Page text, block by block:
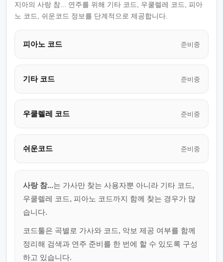
지아의 사랑 참... 연주를 위해 기타 코드, 우쿨렐레 코드, 피아
노 코드, 쉬운코드 정보를 단계적으로 제공합니다.
피아노 코드 준비중
기타 코드 준비중
우쿨렐레 코드 준비중
쉬운코드 준비중
사랑 참...는 가사만 찾는 사용자뿐 아니라 기타 코드,
우쿨렐레 코드, 피아노 코드까지 함께 찾는 경우가 많
습니다.
코드툴은 곡별로 가사와 코드, 악보 제공 여부를 함께
정리해 검색과 연주 준비를 한 번에 할 수 있도록 구성
하고 있습니다.